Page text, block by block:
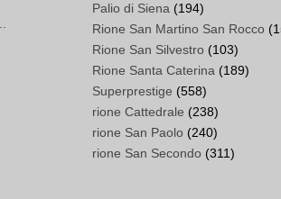
Palio di Siena (194)
Rione San Martino San Rocco
Rione San Silvestro (103)
Rione Santa Caterina (189)
Superprestige (558)
rione Cattedrale (238)
rione San Paolo (240)
rione San Secondo (311)